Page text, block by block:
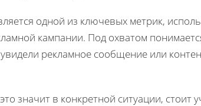
одной из ключевых метрик,
кампании. Под охватом
рекламное сообщение или
значит в конкретной ситуации, стоит